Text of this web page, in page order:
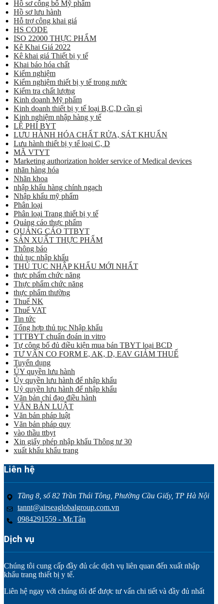
Hồ sơ công bố Mỹ phẩm
Hồ sơ lưu hành
Hỗ trợ công khai giá
HS CODE
ISO 22000 THỰC PHẨM
Kê Khai Giá 2022
Kê khai giá Thiết bị y tế
Khai báo hóa chất
Kiểm nghiệm
Kiểm nghiệm thiết bị y tế trong nước
Kiểm tra chất lượng
Kinh doanh Mỹ phẩm
Kinh doanh thiết bị y tế loại B,C,D cần gì
Kinh nghiệm nhập hàng y tế
LỆ PHÍ BYT
LƯU HÀNH HÓA CHẤT RỬA, SÁT KHUẨN
Lưu hành thiết bị y tế loại C, D
MÃ VTYT
Marketing authorization holder service of Medical devices
nhãn hàng hóa
Nhãn khoa
nhập khẩu hàng chính ngạch
Nhập khẩu mỹ phẩm
Phân loại
Phân loại Trang thiết bị y tế
Quảng cáo thực phẩm
QUẢNG CÁO TTBYT
SẢN XUẤT THỰC PHẨM
Thông báo
thủ tục nhập khẩu
THỦ TỤC NHẬP KHẨU MỚI NHẤT
thực phẩm chức năng
Thực phẩm chức năng
thực phẩm thường
Thuế NK
Thuế VAT
Tin tức
Tổng hợp thủ tục Nhập khẩu
TTTBYT chuẩn đoán in vitro
Tự công bố đủ điều kiện mua bán TBYT loại BCD
TƯ VẤN CO FORM E, AK, D, EAV GIẢM THUẾ
Tuyển dụng
ỦY quyền lưu hành
Ủy quyền lưu hành để nhập khẩu
Uỷ quyền lưu hành để nhập khẩu
Văn bản chỉ đạo điều hành
VĂN BẢN LUẬT
Văn bản pháp luật
Văn bản pháp quy
vào thầu ttbyt
Xin giấy phép nhập khẩu Thông tư 30
xuất khẩu khẩu trang
Liên hệ
Tầng 8, số 82 Trần Thái Tông, Phường Cầu Giấy, TP Hà Nội
tannt@airseaglobalgroup.com.vn
0984291559 - Mr.Tân
Dịch vụ
Chúng tôi cung cấp đầy đủ các dịch vụ liên quan đến xuất nhập
khẩu trang thiết bị y tế.
Liên hệ ngay với chúng tôi để được tư vấn chi tiết và đầy đủ nhất